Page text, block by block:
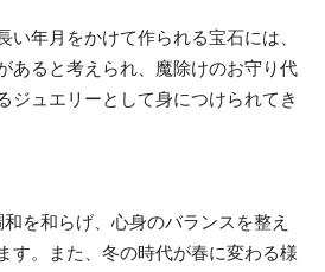
い年月をかけて作られる宝石には、
あると考えられ、魔除けのお守り代
ジュエリーとして身につけられてき
を和らげ、心身のバランスを整え
す。また、冬の時代が春に変わる様